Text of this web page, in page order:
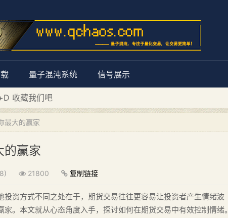
量子混沌系统 信号展示
收藏我们吧
子混沌系统”
最大的赢家
的赢家
21800 复制链接
资方式不同之处在于，期货交易往往更容易让投资者产生情绪波
。本文就从心态角度入手，探讨如何在期货交易中有效控制情绪。